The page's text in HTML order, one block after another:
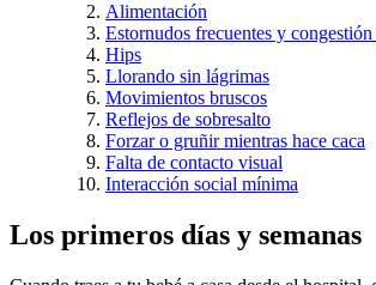
Alimentación
Estornudos frecuentes y congestión
Hips
Llorando sin lágrimas
Movimientos bruscos
Reflejos de sobresalto
Forzar o gruñir mientras hace caca
Falta de contacto visual
Interacción social mínima
Los primeros días y semanas